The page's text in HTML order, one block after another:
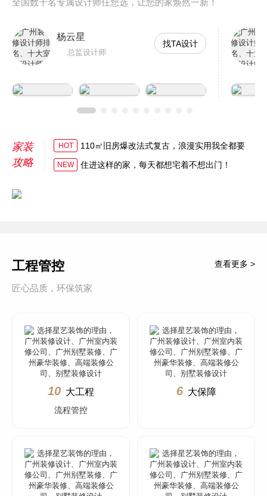
全国数千名专属设计师任您选，让您的家焕然一新！
杨云星
总监设计师
找TA设计
家装
攻略
HOT 110㎡旧房爆改法式复古，浪漫实用我全都要
NEW 住进这样的家，每天都想宅着不想出门！
工程管控
匠心品质，环保筑家
查看更多 >
10 大工程
流程管控
6 大保障